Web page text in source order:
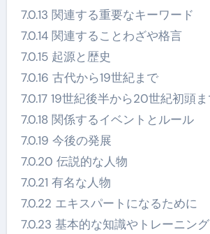
7.0.13 関連する重要なキーワード
7.0.14 関連することわざや格言
7.0.15 起源と歴史
7.0.16 古代から19世紀まで
7.0.17 19世紀後半から20世紀初頭
7.0.18 関係するイベントとルール
7.0.19 今後の発展
7.0.20 伝説的な人物
7.0.21 有名な人物
7.0.22 エキスパートになるために
7.0.23 基本的な知識やトレーニン